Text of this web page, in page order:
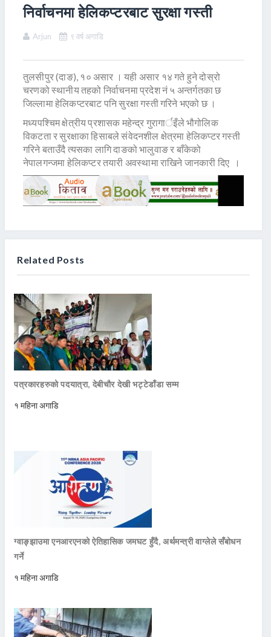
निर्वाचनमा हेलिकप्टरबाट सुरक्षा गस्ती
Arjun ९ वर्ष अगाडि
तुलसीपुर (दाङ), १० असार । यही असार १४ गते हुने दोस्रो
चरणको स्थानीय तहको निर्वाचनमा प्रदेश नं ५ अन्तर्गतका छ
जिल्लामा हेलिकप्टरबाट पनि सुरक्षा गस्ती गरिने भएको छ ।
मध्यपश्चिम क्षेत्रीय प्रशासक महेन्द्र गुरागार्इँले भौगोलिक
विकटता र सुरक्षाका हिसाबले संवेदनशील क्षेत्रमा हेलिकप्टर गस्ती
गरिने बताउँदै त्यसका लागि दाङको भालुवाङ र बाँकेको
नेपालगन्जमा हेलिकप्टर तयारी अवस्थामा राखिने जानकारी दिए ।
Related Posts
पत्रकारहरुको पदयात्रा, देबीचौर देखी भट्टेडाँडा सम्म
१ महिना अगाडि
ग्वाङ्झाउमा एनआरएनको ऐतिहासिक जमघट हुँदै, अर्थमन्त्री वाग्लेले सँबोधन
गर्ने
१ महिना अगाडि